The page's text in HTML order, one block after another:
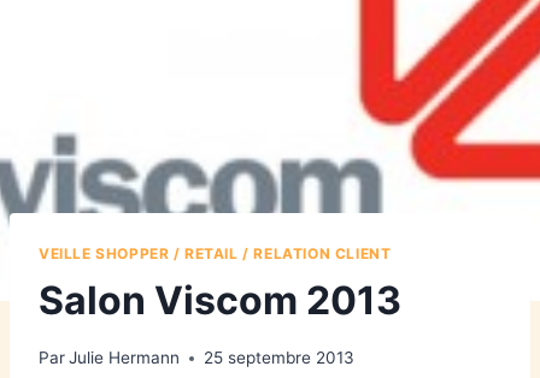
VEILLE SHOPPER / RETAIL / RELATION CLIENT
Salon Viscom 2013
ParJulie Hermann 25 septembre 2013